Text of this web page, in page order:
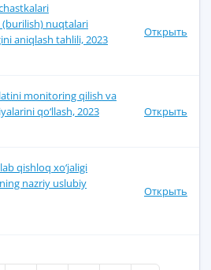
nuqtalari
aniqlash tahlili, 2023
Открыть
monitoring qilish va
qo‘llash, 2023
Открыть
qishloq xo‘jaligi
nazriy uslubiy
Открыть